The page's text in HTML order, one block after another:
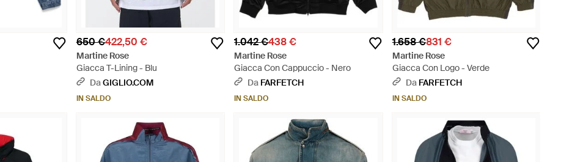
650 €422,50 €
Martine Rose
Giacca T-Lining - Blu
DaGIGLIO.COM
IN SALDO
1.042 €438 €
Martine Rose
Giacca Con Cappuccio - Nero
Da FARFETCH
IN SALDO
1.658 €831 €
Martine Rose
Giacca Con Logo - Verde
Da FARFETCH
IN SALDO